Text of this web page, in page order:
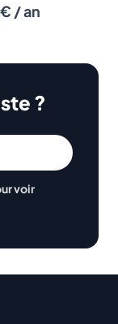
/ an
?
voir